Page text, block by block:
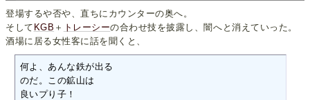
登場するや否や、直ちにカウンターの奥へ。
そして KGB ＋ トレーシーの合わせ技を披露し、闇へと消えていった。
酒場に居る女性客に話を聞くと、
何よ、あんな鉄が出る
のだ。この鉱山は
良いプり子！